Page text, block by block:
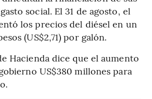
social. El 31 de agosto, el
los precios del diésel en un
(US$2,71) por galón.
Hacienda dice que el aumento
US$380 millones para